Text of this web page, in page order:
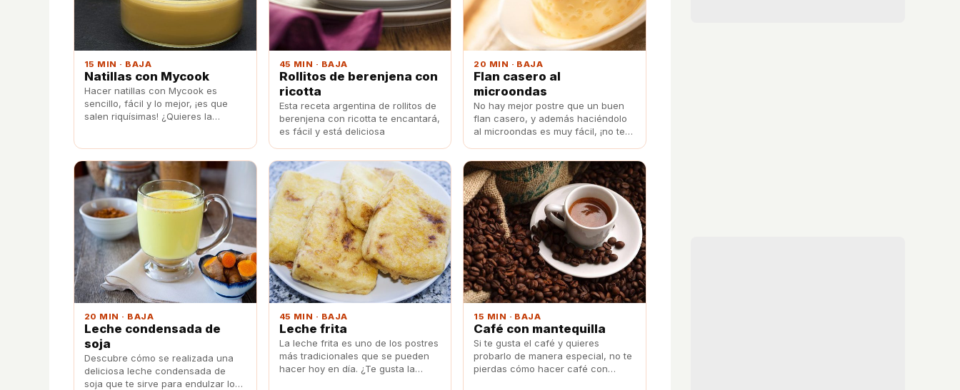
15 MIN · BAJA
Natillas con Mycook
Hacer natillas con Mycook es
sencillo, fácil y lo mejor, ¡es que
salen riquísimas! ¿Quieres la
45 MIN · BAJA
Rollitos de berenjena con
ricotta
Esta receta argentina de rollitos de
berenjena con ricotta te encantará,
es fácil y está deliciosa
20 MIN · BAJA
Flan casero al
microondas
No hay mejor postre que un buen
flan casero, y además haciéndolo
al microondas es muy fácil, ¡no te
20 MIN · BAJA
Leche condensada de
soja
Descubre cómo se realizada una
deliciosa leche condensada de
soja que te sirve para endulzar lo
45 MIN · BAJA
Leche frita
La leche frita es uno de los postres
más tradicionales que se pueden
hacer hoy en día. ¿Te gusta la
15 MIN · BAJA
Café con mantequilla
Si te gusta el café y quieres
probarlo de manera especial, no te
pierdas cómo hacer café con